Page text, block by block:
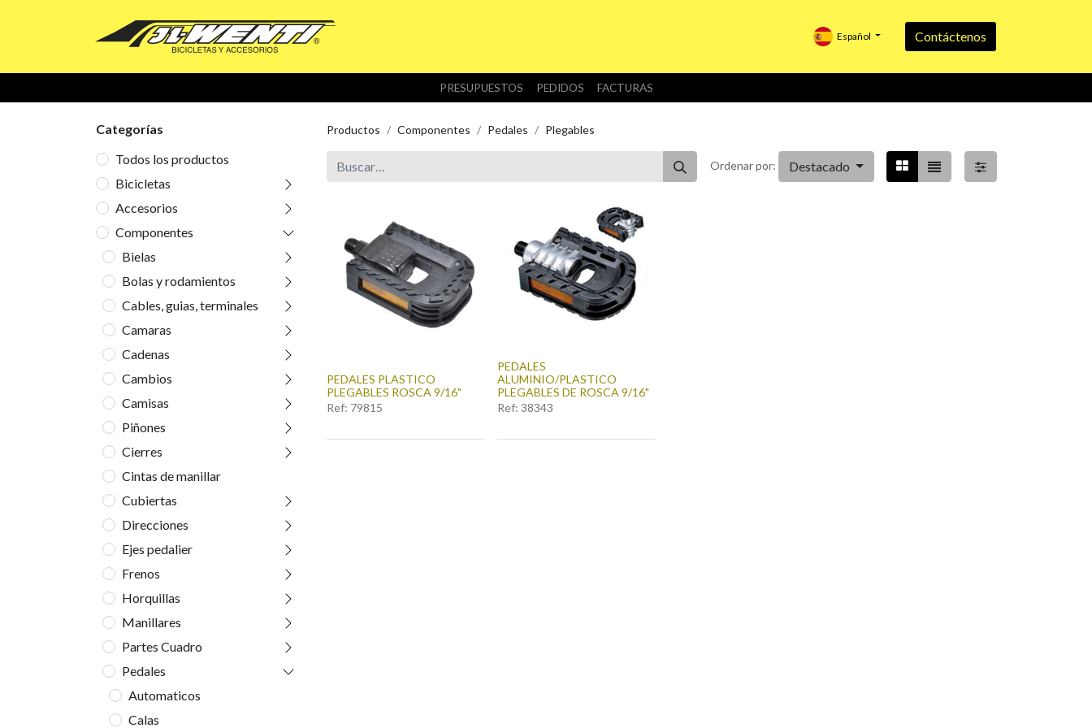
Español Contáctenos
PRESUPUESTOS PEDIDOS FACTURAS
Categorías
Todos los productos
Bicicletas
Accesorios
Componentes
Bielas
Bolas y rodamientos
Cables, guias, terminales
Camaras
Cadenas
Cambios
Camisas
Piñones
Cierres
Cintas de manillar
Cubiertas
Direcciones
Ejes pedalier
Frenos
Horquillas
Manillares
Partes Cuadro
Pedales
Automaticos
Calas
Productos Componentes Pedales Plegables
Ordenar por: Destacado
PEDALES PLASTICO
PLEGABLES ROSCA 9/16"
Ref: 79815
PEDALES
ALUMINIO/PLASTICO
PLEGABLES DE ROSCA 9/16"
Ref: 38343